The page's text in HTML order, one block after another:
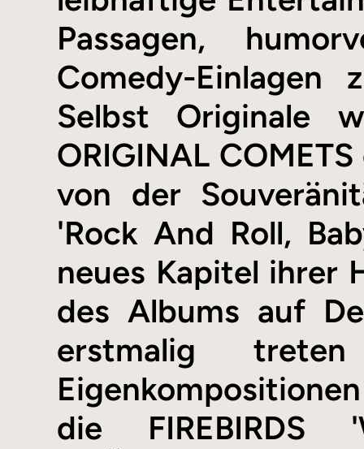
Passagen,
Comedy-Einlagen
Selbst Originale
ORIGINAL
von der
'Rock And Roll,
neues Kapitel ihrer
des Albums auf
erstmalig
die FIREBIRDS